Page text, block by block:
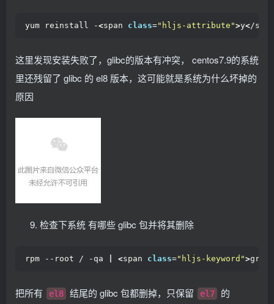
yum reinstall -<span class="hljs-attribute">y</span
这里发现安装失败了，glibc的版本有冲突， centos7.9的系统
里还残留了 glibc 的 el8 版本，这可能就是系统为什么坏掉的
原因
检查下系统 有哪些 glibc 包并将其删除
rpm --root / -qa <span class="hljs-keyword">grep
把所有 el8 结尾的 glibc 包都删掉，只保留 el7 的